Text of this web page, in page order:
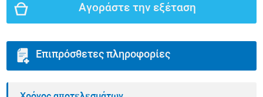
Αγοράστε την εξέταση
Επιπρόσθετες πληροφορίες